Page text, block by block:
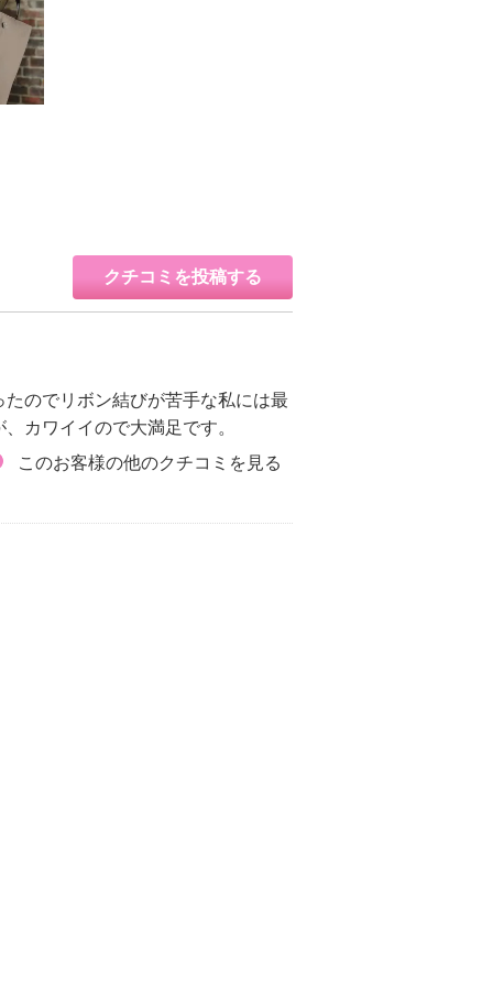
クチコミを投稿する
のでリボン結びが苦手な私には最
カワイイので大満足です。
このお客様の他のクチコミを見る